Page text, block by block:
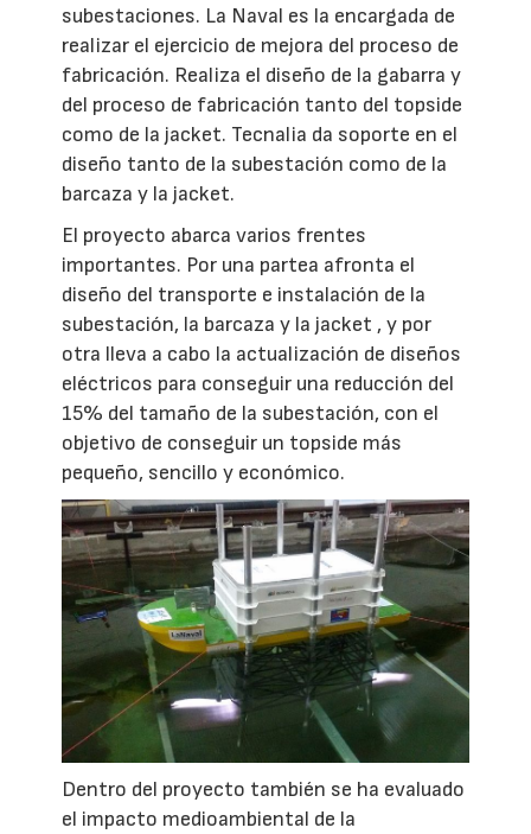
subestaciones. La Naval es la encargada de
realizar el ejercicio de mejora del proceso de
fabricación. Realiza el diseño de la gabarra y
del proceso de fabricación tanto del topside
como de la jacket. Tecnalia da soporte en el
diseño tanto de la subestación como de la
barcaza y la jacket.
El proyecto abarca varios frentes
importantes. Por una partea afronta el
diseño del transporte e instalación de la
subestación, la barcaza y la jacket , y por
otra lleva a cabo la actualización de diseños
eléctricos para conseguir una reducción del
15% del tamaño de la subestación, con el
objetivo de conseguir un topside más
pequeño, sencillo y económico.
Dentro del proyecto también se ha evaluado
el impacto medioambiental de la